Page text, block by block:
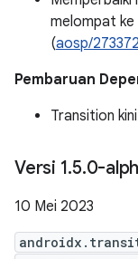
melompat
(aosp/
Pembaruan
Transition
Versi 1.5.0-
10 Mei 2023